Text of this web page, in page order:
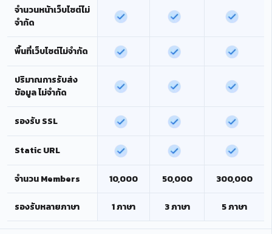
จำนวนหน้าเว็บไซต์ไม่
จำกัด
พื้นที่เว็บไซต์ไม่จำกัด
ปริมาณการรับส่ง
ข้อมูล ไม่จำกัด
รองรับ SSL
Static URL
จำนวน Members 10,000 50,000 300,000
รองรับหลายภาษา 1 ภาษา 3 ภาษา 5 ภาษา